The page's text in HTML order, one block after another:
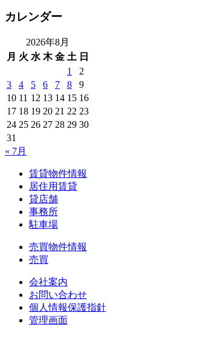
カレンダー
2026年8月
月 火 水 木 金 土 日
1
2
3
4 5 6 7 8
9
10 11 12 13 14 15 16
17 18 19 20 21 22 23
24 25 26 27 28 29 30
31
« 7月
賃貸物件情報
居住用賃貸
貸店舗
事務所
駐車場
売買物件情報
売買
会社案内
お問い合わせ
個人情報保護指針
管理画面